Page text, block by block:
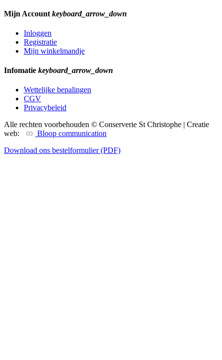
Mijn Account keyboard_arrow_down
Inloggen
Registratie
Mijn winkelmandje
Infomatie keyboard_arrow_down
Wettelijke bepalingen
CGV
Privacybeleid
Alle rechten voorbehouden © Conserverie St Christophe | Creatie
web:
Bloop communication
Download ons bestelformulier (PDF)